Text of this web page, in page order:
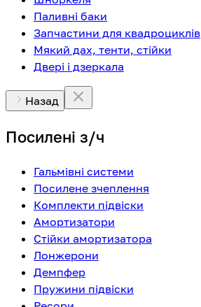
Паливні баки
Запчастини для квадроциклів
Мякий дах, тенти, стійки
Двері і дзеркала
Назад
Посилені з/ч
Гальмівні системи
Посилене зчеплення
Комплекти підвіски
Амортизатори
Стійки амортизатора
Лонжерони
Демпфер
Пружини підвіски